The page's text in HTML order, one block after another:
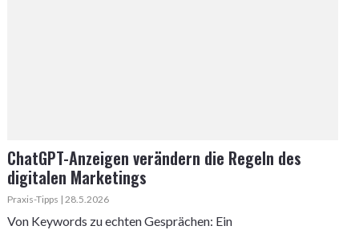
ChatGPT-Anzeigen verändern die Regeln des
digitalen Marketings
Praxis-Tipps | 28.5.2026
Von Keywords zu echten Gesprächen: Ein